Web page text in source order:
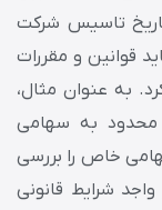
حداقل 2 سال از تاریخ تاسیس شرکت
قوانین و مقررات
به عنوان مثال،
محدود به سهامی
خاص را بررسی
شرایط قانونی